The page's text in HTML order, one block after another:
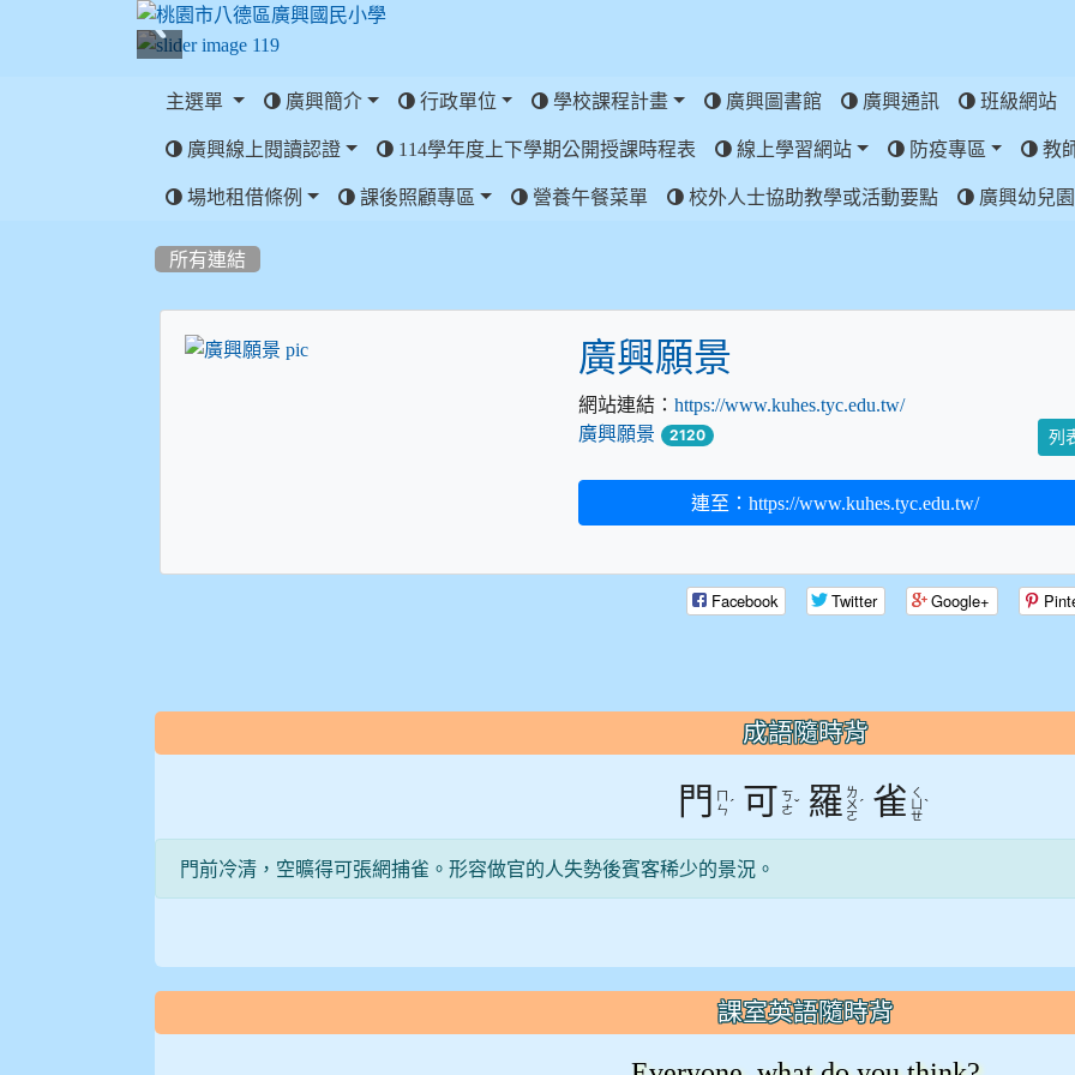
:::
主選單 廣興簡介 行政單位 學校課程計畫 廣興圖書館 廣興通訊 班級網站
廣興線上閱讀認證 114學年度上下學期公開授課時程表 線上學習網站 防疫專區 教
場地租借條例 課後照顧專區 營養午餐菜單 校外人士協助教學或活動要點 廣興幼兒
所有連結
title:廣興願景 廣興願景
網站連結： https://www.kuhes.tyc.edu.tw/
廣興願景
2120 列
連至：https://www.kuhes.tyc.edu.tw/
Facebook Twitter Google+
::: 成語隨時背
門
ㄇ
ㄣ ˊ 可 ㄎ
ㄜˇ 羅 ㄌ
ㄨ
ㄛ
ˊ 雀 ㄑ
ㄝ
ˋ
門前冷清，空曠得可張網捕雀。形容做官的人失勢後賓客稀少的景況。
課室英語隨時背